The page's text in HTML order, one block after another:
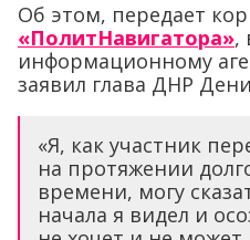
Об этом, передает
«ПолитНавигатора»,
информационному
заявил глава ДНР
«Я, как участник
на протяжении
времени, могу
начала я видел и